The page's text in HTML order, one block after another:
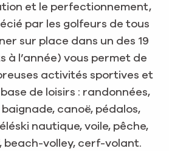
et le perfectionnement,
par les golfeurs de tous
sur place dans un des 19
à l’année) vous permet de
activités sportives et
de loisirs : randonnées,
baignade, canoë, pédalos,
nautique, voile, pêche,
beach-volley, cerf-volant.